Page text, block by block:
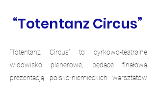
“Totentanz Circus”
“Totentanz Circus” to cyrkowo-teatralne
widowisko plenerowe, będące finałową
prezentacją polsko-niemieckich warsztatów